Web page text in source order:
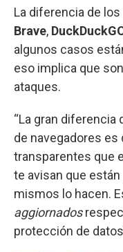
La diferencia de
Brave,
algunos casos
eso implica que
ataques.
“La gran diferencia
de navegadores
transparentes que
te avisan que
mismos lo hacen.
aggiornados
protección de